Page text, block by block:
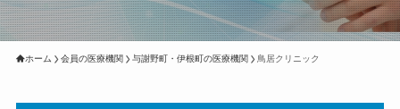
ホーム 会員の医療機関 与謝野町・伊根町の医療機関 鳥居クリニック